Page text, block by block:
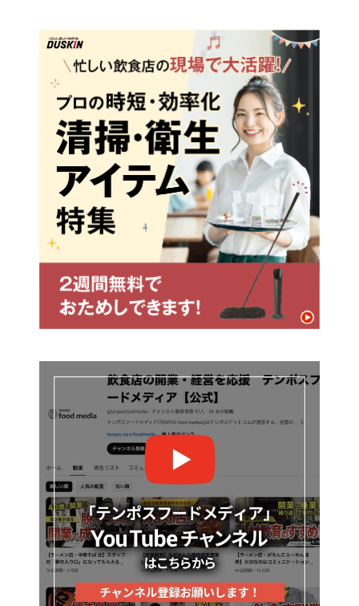
底解説！